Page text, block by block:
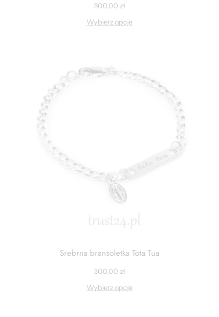
300,00 zł
Wybierz opcje
Srebrna bransoletka Tota Tua
300,00 zł
Wybierz opcje